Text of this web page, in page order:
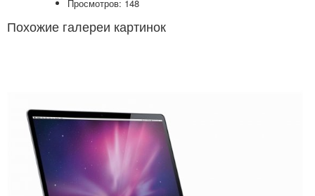
Просмотров: 148
Похожие галереи картинок